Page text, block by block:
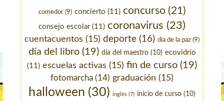
comedor(9) concierto (11) concurso (21)
consejo escolar(11) coronavirus (23)
cuentacuentos (15) deporte (16) día de la paz (9)
día del libro(19) día del maestro(10) ecovidrio
(11) escuelas activas (15) fin de curso (19)
fotomarcha (14) graduación (15)
halloween (30) inglés(7) inicio de curso(10)